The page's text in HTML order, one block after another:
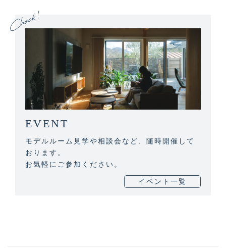
EVENT
モデルルーム見学や相談会など、随時開催して
おります。
お気軽にご参加ください。
イベント一覧